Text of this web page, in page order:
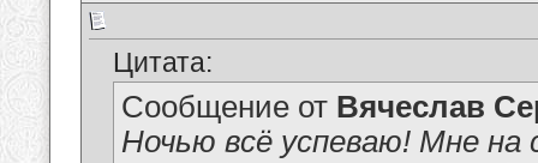
Цитата:
Сообщение от Вячеслав
Ночью всё успеваю! Мне на